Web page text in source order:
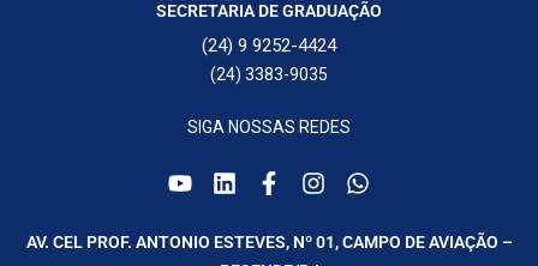
SECRETARIA DE GRADUAÇÃO
(24) 9 9252-4424
(24) 3383-9035
SIGA NOSSAS REDES
AV. CEL PROF. ANTONIO ESTEVES, Nº 01, CAMPO DE AVIAÇÃO –